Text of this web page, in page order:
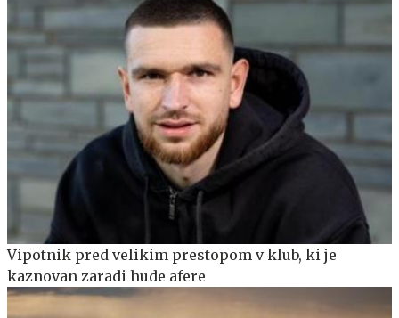
Vipotnik pred velikim prestopom v klub, ki je
kaznovan zaradi hude afere